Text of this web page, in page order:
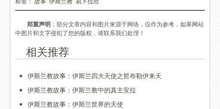
郑重声明 ：部分文章内容和图片来源于网络，仅作为参考，如果网站
中图片和文字侵犯了您的版权，请联系我们处理！
相关推荐
伊斯兰教故事：伊斯兰四大天使之哲布勒伊来天
伊斯兰教故事：伊斯兰教中的真主安拉
伊斯兰教故事：伊斯兰世界的天使